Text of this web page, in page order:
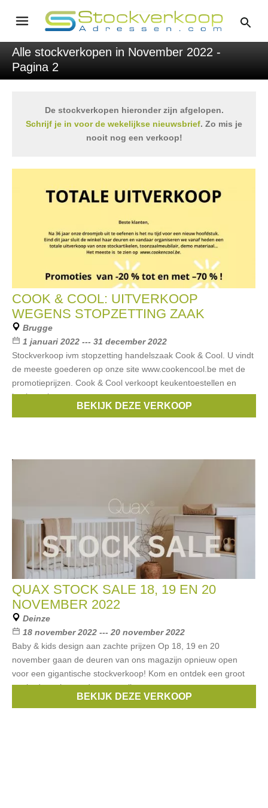
Alle stockverkopen in November 2022 -
Pagina 2
De stockverkopen hieronder zijn afgelopen.
Schrijf je in voor de wekelijkse nieuwsbrief. Zo mis je
nooit nog een verkoop!
COOK & COOL: UITVERKOOP
WEGENS STOPZETTING ZAAK
Brugge
1 januari 2022 --- 31 december 2022
Stockverkoop ivm stopzetting handelszaak Cook & Cool. U vindt
de meeste goederen op onze site www.cookencool.be met de
promotieprijzen. Cook & Cool verkoopt keukentoestellen en
kookgerei.
lekué,Blomus,Demeyere,Zwilling
BEKIJK DEZE VERKOOP
QUAX STOCK SALE 18, 19 EN 20
NOVEMBER 2022
Deinze
18 november 2022 --- 20 november 2022
Baby & kids design aan zachte prijzen Op 18, 19 en 20
november gaan de deuren van ons magazijn opnieuw open
voor een gigantische stockverkoop! Kom en ontdek een groot
aanbod aan komende van quality
QuaxBEKIJK DEZE VERKOOP